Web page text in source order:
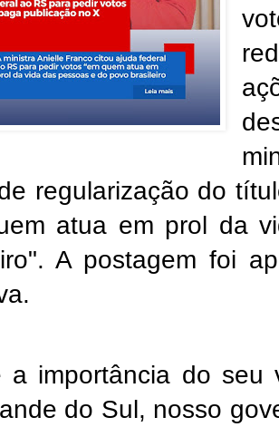
regularização do
atua em prol da
A postagem foi
a importância do
do Sul, nosso